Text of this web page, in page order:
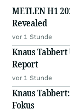
METLEN H1
Revealed
vor 1 Stunde
Knaus
Report
vor 1 Stunde
Knaus
Fokus